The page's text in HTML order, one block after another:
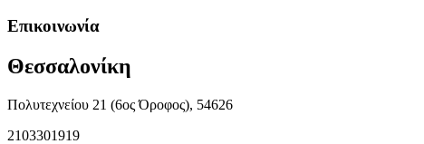
Επικοινωνία
Θεσσαλονίκη
Πολυτεχνείου 21 (6ος Όροφος), 54626
2103301919